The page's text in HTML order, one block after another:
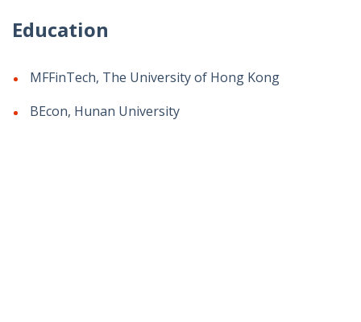
Education
MFFinTech, The University of Hong Kong
BEcon, Hunan University